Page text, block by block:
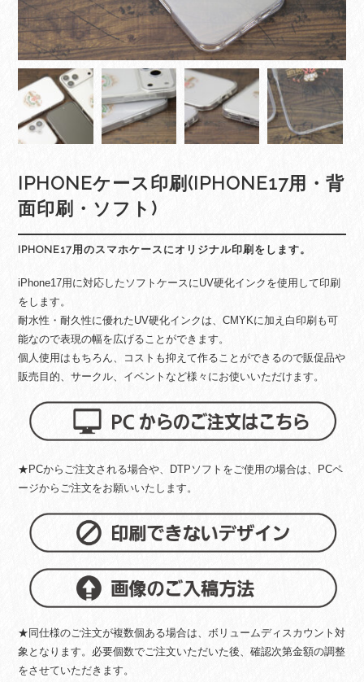
IPHONEケース印刷(IPHONE17用・背
面印刷・ソフト)
IPHONE17用のスマホケースにオリジナル印刷をします。
iPhone17用に対応したソフトケースにUV硬化インクを使用して印刷
をします。
耐水性・耐久性に優れたUV硬化インクは、CMYKに加え白印刷も可
能なので表現の幅を広げることができます。
個人使用はもちろん、コストも抑えて作ることができるので販促品や
販売目的、サークル、イベントなど様々にお使いいただけます。
★PCからご注文される場合や、DTPソフトをご使用の場合は、PCペ
ージからご注文をお願いいたします。
★同仕様のご注文が複数個ある場合は、ボリュームディスカウント対
象となります。必要個数でご注文いただいた後、確認次第金額の調整
をさせていただきます。